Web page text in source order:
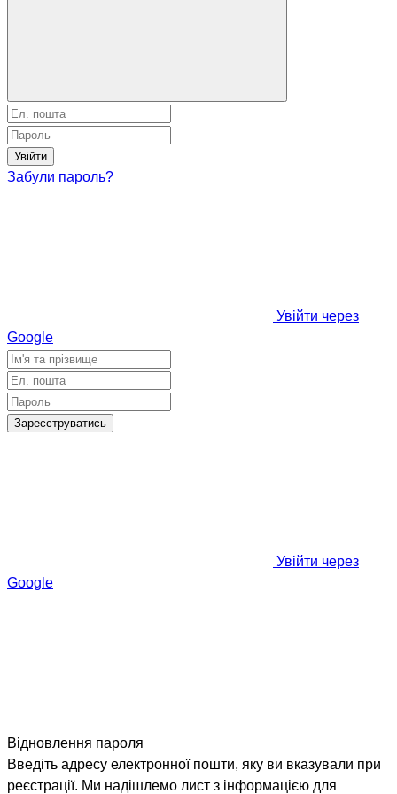
Увійти
Забули пароль?
Увійти через
Google
Зареєструватись
Увійти через
Google
Відновлення пароля
Введіть адресу електронної пошти, яку ви вказували при
реєстрації. Ми надішлемо лист з інформацією для